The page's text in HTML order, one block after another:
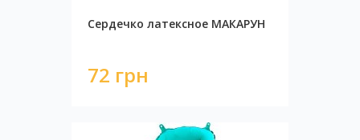
Сердечко латексное МАКАРУН
72 грн